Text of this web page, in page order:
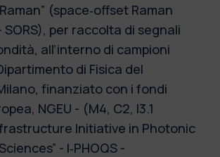
(space‐offset Raman
per raccolta di segnali
all’interno di campioni
di Fisica del
finanziato con i fondi
NGEU - (M4, C2, I3.1
Initiative in Photonic
- I‐PHOQS -